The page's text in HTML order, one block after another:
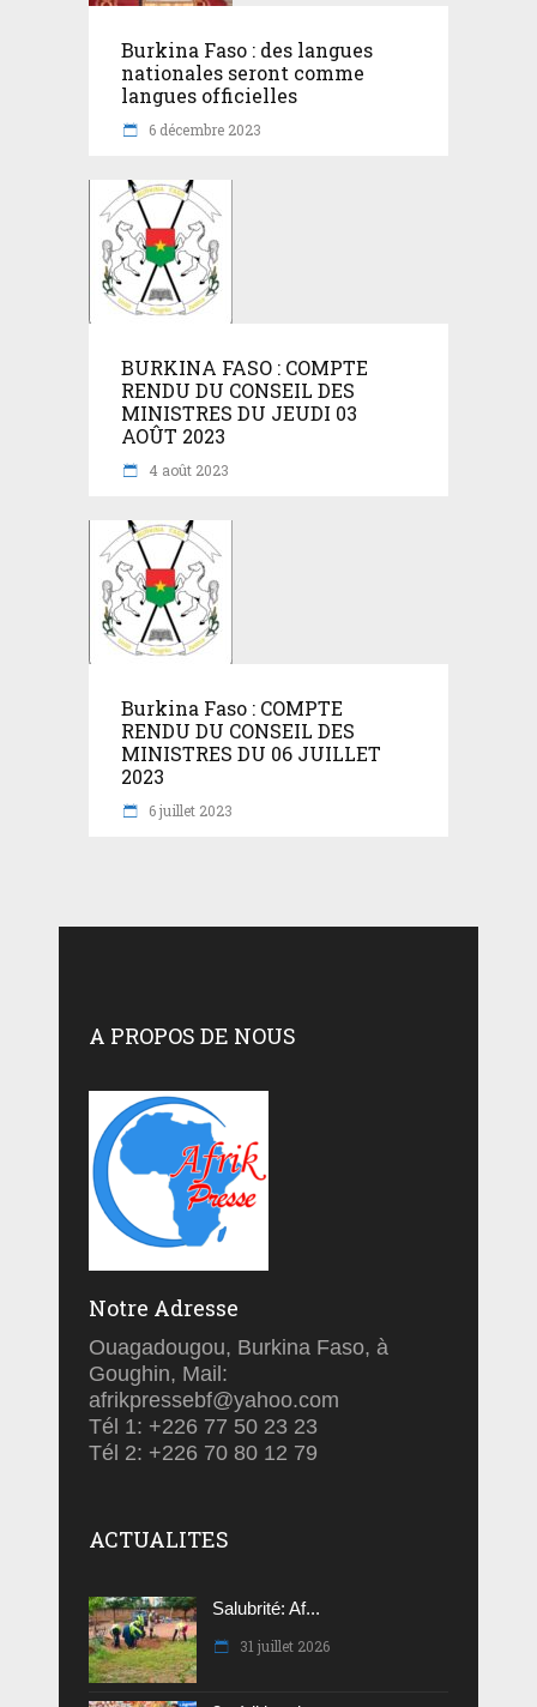
Burkina Faso : des langues
nationales seront comme
langues officielles
6 décembre 2023
BURKINA FASO : COMPTE
RENDU DU CONSEIL DES
MINISTRES DU JEUDI 03
AOÛT 2023
4 août 2023
Burkina Faso : COMPTE
RENDU DU CONSEIL DES
MINISTRES DU 06 JUILLET
2023
6 juillet 2023
A PROPOS DE NOUS
Notre Adresse
Ouagadougou, Burkina Faso, à
Goughin, Mail:
afrikpressebf@yahoo.com
Tél 1: +226 77 50 23 23
Tél 2: +226 70 80 12 79
ACTUALITES
Salubrité: Af...
31 juillet 2026